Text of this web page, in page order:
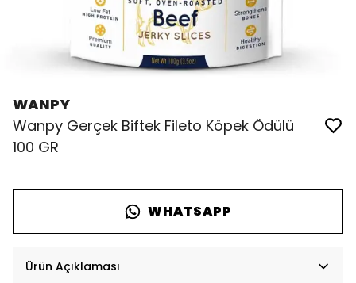
WANPY
Wanpy Gerçek Biftek Fileto Köpek Ödülü
100 GR
WHATSAPP
Ürün Açıklaması